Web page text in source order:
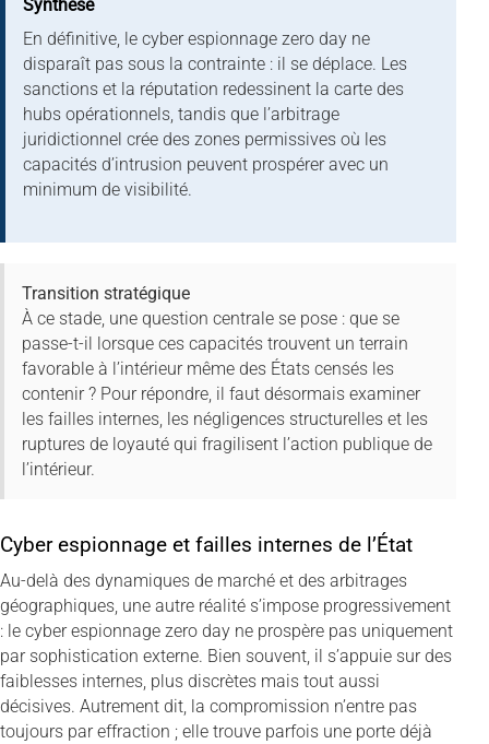
Synthèse
En définitive, le cyber espionnage zero day ne
disparaît pas sous la contrainte : il se déplace. Les
sanctions et la réputation redessinent la carte des
hubs opérationnels, tandis que l’arbitrage
juridictionnel crée des zones permissives où les
capacités d’intrusion peuvent prospérer avec un
minimum de visibilité.
Transition stratégique
À ce stade, une question centrale se pose : que se
passe-t-il lorsque ces capacités trouvent un terrain
favorable à l’intérieur même des États censés les
contenir ? Pour répondre, il faut désormais examiner
les failles internes, les négligences structurelles et les
ruptures de loyauté qui fragilisent l’action publique de
l’intérieur.
Cyber espionnage et failles internes de l’État
Au-delà des dynamiques de marché et des arbitrages
géographiques, une autre réalité s’impose progressivement
: le cyber espionnage zero day ne prospère pas uniquement
par sophistication externe. Bien souvent, il s’appuie sur des
faiblesses internes, plus discrètes mais tout aussi
décisives. Autrement dit, la compromission n’entre pas
toujours par effraction ; elle trouve parfois une porte déjà